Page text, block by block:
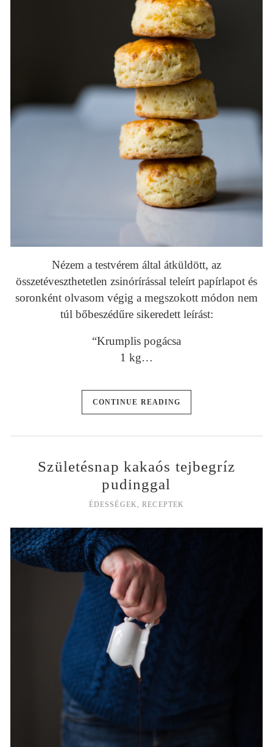
Nézem a testvérem által átküldött, az
összetéveszthetetlen zsinórírással teleírt papírlapot és
soronként olvasom végig a megszokott módon nem
túl bőbeszédűre sikeredett leírást:
“Krumplis pogácsa
1 kg…
CONTINUE READING
Születésnap kakaós tejbegríz
pudinggal
ÉDESSÉGEK,RECEPTEK